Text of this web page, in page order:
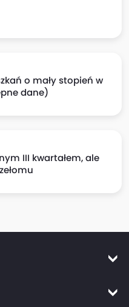
o mały stopień w
dane)
III kwartałem, ale